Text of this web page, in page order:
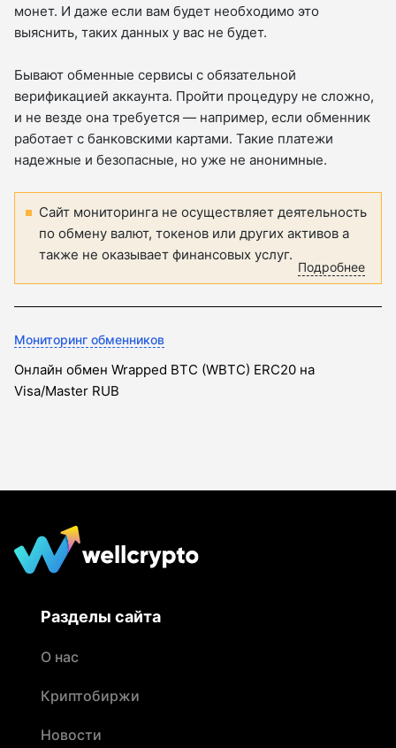
монет. И даже если вам будет необходимо это
выяснить, таких данных у вас не будет.
Бывают обменные сервисы с обязательной
верификацией аккаунта. Пройти процедуру не сложно,
и не везде она требуется — например, если обменник
работает с банковскими картами. Такие платежи
надежные и безопасные, но уже не анонимные.
Сайт мониторинга не осуществляет деятельность
по обмену валют, токенов или других активов а
также не оказывает финансовых услуг.
Подробнее
Мониторинг обменников
Онлайн обмен Wrapped BTC (WBTC) ERC20 на
Visa/Master RUB
Разделы сайта
О нас
Криптобиржи
Новости